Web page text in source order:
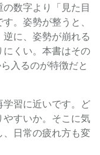
の数字より「見た目
。姿勢が整うと、
に、姿勢が崩れる
にくい。本書はその
入るのが特徴だと
習に近いです。ど
すいか。そこに気
日常の疲れ方も変